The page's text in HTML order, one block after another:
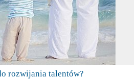
rozwijania talentów?